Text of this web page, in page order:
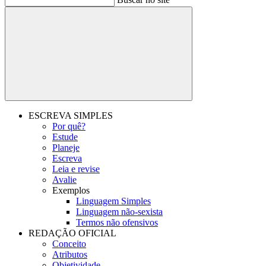
Buscar
ESCREVA SIMPLES
Por quê?
Estude
Planeje
Escreva
Leia e revise
Avalie
Exemplos
Linguagem Simples
Linguagem não-sexista
Termos não ofensivos
REDAÇÃO OFICIAL
Conceito
Atributos